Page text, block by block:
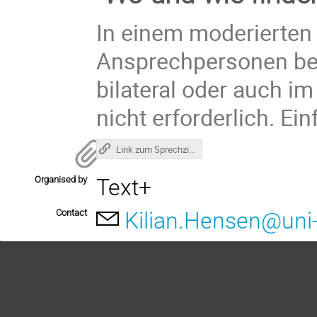
In einem
Ansprechpersonen
bilateral oder auch
nicht erforderlich.
Link zum Sprechzimmer
Organised by Text+
Contact